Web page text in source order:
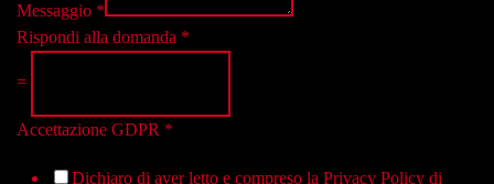
Messaggio *
Rispondi alla domanda *
=
Accettazione GDPR *
Dichiaro di aver letto e compreso la Privacy Policy di